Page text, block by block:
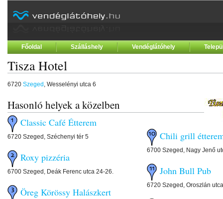
Főoldal Szálláshely Vendéglátóhely
Tisza Hotel
6720 Szeged , Wesselényi utca 6
Hasonló helyek a közelben
Classic Café Étterem
6720 Szeged, Széchenyi tér 5
Roxy pizzéria
6700 Szeged, Deák Ferenc utca 24-26.
Öreg Körössy Halászkert
Chili grill
6700 Szeged, Nagy Jenő
John Bull Pub
6720 Szeged, Oroszlán